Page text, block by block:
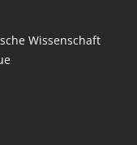
Wissenschaft